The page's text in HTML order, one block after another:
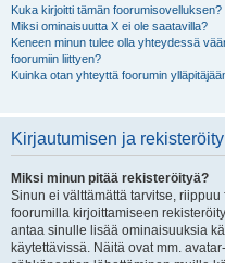
Kuka kirjoitti tämän foorumisovelluksen?
Miksi ominaisuutta X ei ole saatavilla?
Keneen minun tulee olla yhteydessä
foorumiin liittyen?
Kuinka otan yhteyttä foorumin
Kirjautumisen ja
Miksi minun pitää rekisteröityä?
Sinun ei välttämättä tarvitse,
foorumilla kirjoittamiseen
antaa sinulle lisää ominaisuuksia
käytettävissä. Näitä ovat mm.